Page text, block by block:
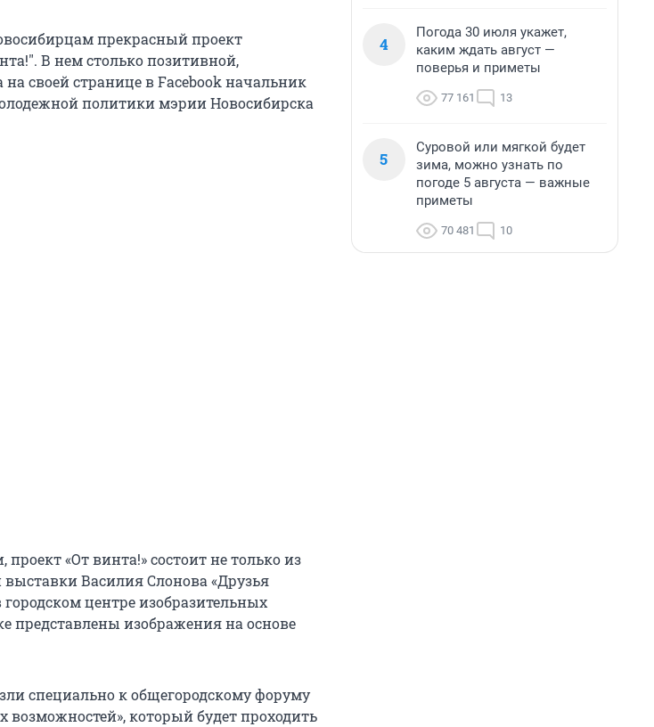
прекрасный проект
В нем столько позитивной,
своей странице в Facebook начальник
политики мэрии Новосибирска
«От винта!» состоит не только из
Василия Слонова «Друзья
городском центре изобразительных
представлены изображения на основе
специально к общегородскому форуму
возможностей», который будет проходить
4
Погода 30 июля укажет,
каким ждать август —
поверья и приметы
77 161 13
5
Суровой или мягкой будет
зима, можно узнать по
погоде 5 августа — важные
приметы
70 481 10